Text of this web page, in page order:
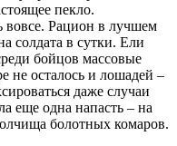
пекло.
вовсе. Рацион в лучшем
солдата в сутки. Ели
бойцов массовые
не осталось и лошадей –
даже случаи
еще одна напасть – на
болотных комаров.